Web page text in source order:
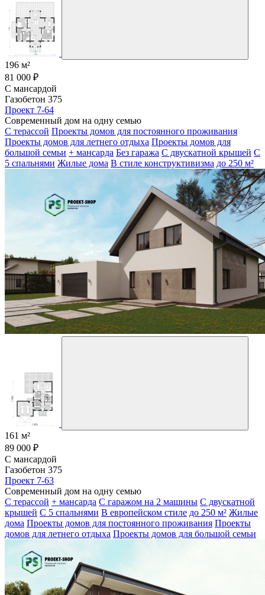
196 м²
81 000 ₽
С мансардой
Газобетон 375
Проект 7-64
Современный дом на одну семью
С терассой Проекты домов для постоянного проживания
Проекты домов для летнего отдыха Проекты домов для
большой семьи + мансарда Без гаража С двускатной крышей С
5 спальнями Жилые дома В стиле конструктивизма до 250 м²
161 м²
89 000 ₽
С мансардой
Газобетон 375
Проект 7-63
Современный дом на одну семью
С терассой + мансарда С гаражом на 2 машины С двускатной
крышей С 5 спальнями В европейском стиле до 250 м² Жилые
дома Проекты домов для постоянного проживания Проекты
домов для летнего отдыха Проекты домов для большой семьи